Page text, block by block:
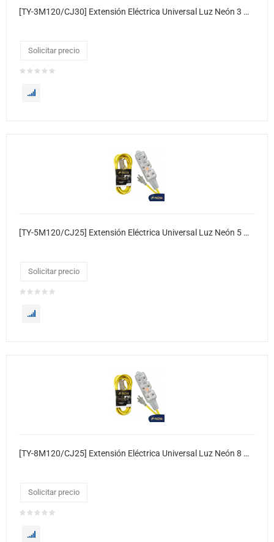
[TY-3M120/CJ30] Extensión Eléctrica Universal Luz Neón 3 Metros 30xcj
Solicitar precio
[TY-5M120/CJ25] Extensión Eléctrica Universal Luz Neón 5 Metros 25xcj
Solicitar precio
[TY-8M120/CJ25] Extensión Eléctrica Universal Luz Neón 8 Metros 25xcj
Solicitar precio